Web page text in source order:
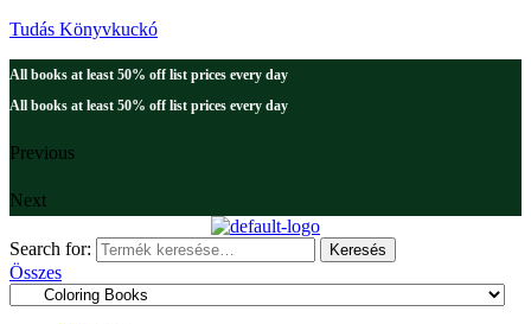
Tudás Könyvkuckó
All books at least 50% off list prices every day
All books at least 50% off list prices every day
Previous
Next
Search for: Keresés
Összes